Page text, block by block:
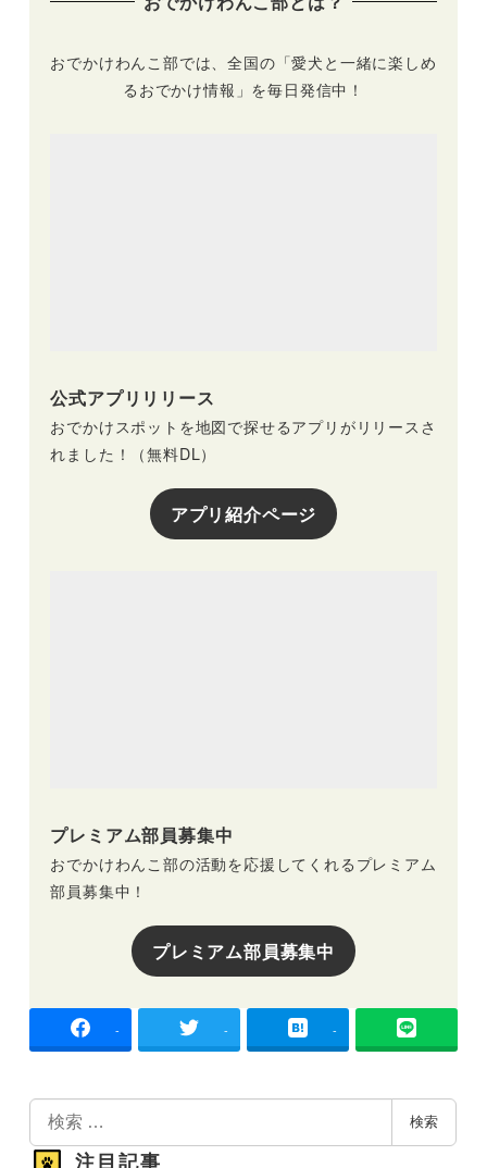
おでかけわんこ部では、全国の「愛犬と一緒に楽しめ
るおでかけ情報」を毎日発信中！
公式アプリリリース
おでかけスポットを地図で探せるアプリがリリースさ
れました！（無料DL）
アプリ紹介ページ
プレミアム部員募集中
おでかけわんこ部の活動を応援してくれるプレミアム
部員募集中！
プレミアム部員募集中
- - -
検
索
検索
注目記事